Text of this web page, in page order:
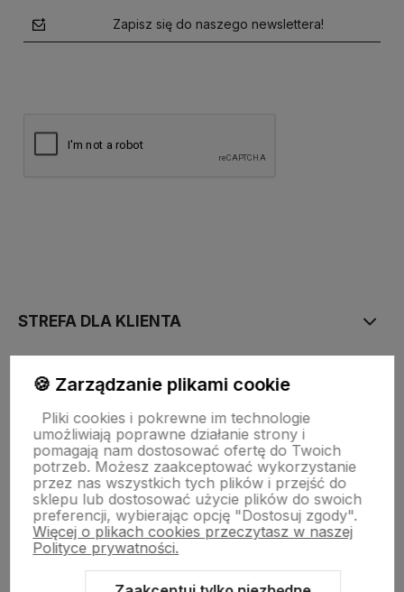
Zapisz się do naszego newslettera!
STREFA DLA KLIENTA
PŁATNOŚĆ I DOSTAWA
STRONY INFORMACYJNE
POMOC DLA KLIENTA
🍪 Zarządzanie plikami cookie
Pliki cookies i pokrewne im technologie
umożliwiają poprawne działanie strony i
pomagają nam dostosować ofertę do Twoich
potrzeb. Możesz zaakceptować wykorzystanie
przez nas wszystkich tych plików i przejść do
sklepu lub dostosować użycie plików do swoich
preferencji, wybierając opcję "Dostosuj zgody".
Więcej o plikach cookies przeczytasz w naszej
Polityce prywatności.